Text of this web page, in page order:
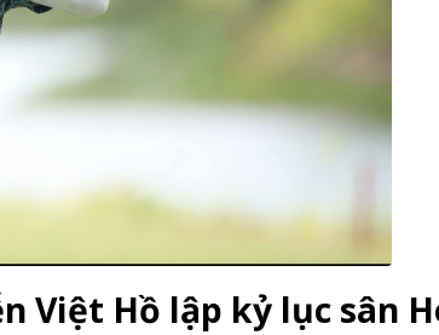
Việt Hồ lập kỷ lục sân